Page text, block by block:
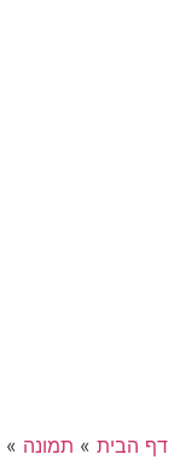
דף הבית » תמונה »